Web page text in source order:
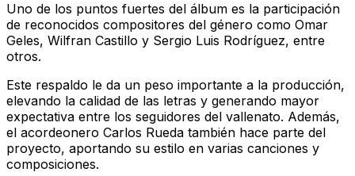
Uno de los puntos fuertes del álbum es la participación
de reconocidos compositores del género como Omar
Geles, Wilfran Castillo y Sergio Luis Rodríguez, entre
otros.
Este respaldo le da un peso importante a la producción,
elevando la calidad de las letras y generando mayor
expectativa entre los seguidores del vallenato. Además,
el acordeonero Carlos Rueda también hace parte del
proyecto, aportando su estilo en varias canciones y
composiciones.